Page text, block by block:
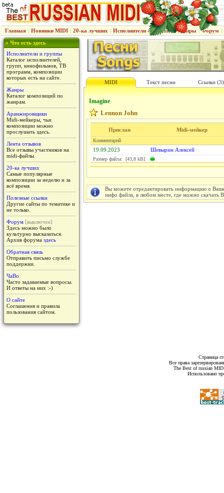
Главная | Новинки MIDI | 20-ка лучших | Исполнители & группы | Жанры | Форум |
» Что есть здесь
Исполнители и группы
Каталог исполнителей,
групп, кинофильмов, ТВ
программ, композиции
которых есть на сайте.
Жанры
Каталог композиций по
жанрам.
Аранжировщики
Midi-мейкеры, чьи
композиции можно
прослушать здесь.
Лента отзывов
Все отзывы участников на
midi-файлы
20-ка лучших
Самые популярные
композиции за неделю и за
всё время.
Полезные ссылки
Другие сайты по тематике и
не только.
Форум [выключен]
Здесь можно было
культурно высказаться.
Архив форума здесь
Обратная связь
Отправить письмо службе
поддержки.
ЧаВо
Часто задаваемые вопросы.
И ответы на них :-)
О сайте
Соглашения и правила
пользования сайтом.
MIDI Текст песни Ссылки (3)
Imagine
Lennon John
Прислан Midi-мейкер
Комментарий
19.09.2023 Шевырин Алексей
Размер файла: [43,8 kB]
Вы можете отредактировать информацию о
инфо файла, в любом месте, где можно скачать
Страница
Все права
The Best of russian
Использовано